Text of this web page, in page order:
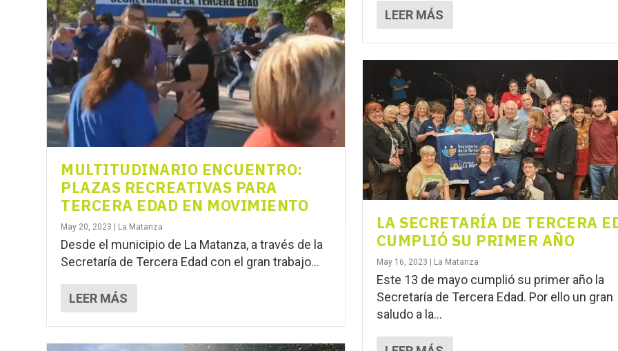
MULTITUDINARIO ENCUENTRO:
PLAZAS RECREATIVAS PARA
TERCERA EDAD EN MOVIMIENTO
May 20, 2023 La Matanza
Desde el municipio de La Matanza, a través de la
Secretaría de Tercera Edad con el gran trabajo...
LEER MÁS
LEER MÁS
LA SECRETARÍA DE TERCERA
CUMPLIÓ SU PRIMER AÑO
May 16, 2023 La Matanza
Este 13 de mayo cumplió su primer año la
Secretaría de Tercera Edad. Por ello un gran
saludo a la...